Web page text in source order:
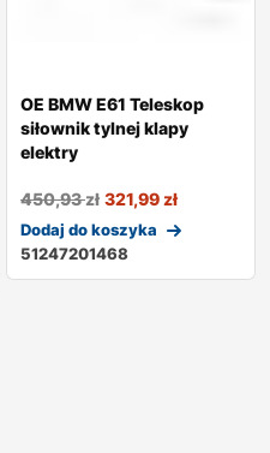
OE BMW E61 Teleskop
siłownik tylnej klapy
elektry
450,93zł 321,99zł
Dodaj do koszyka
51247201468